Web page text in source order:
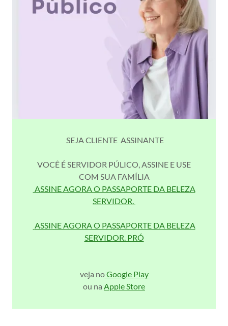
SEJA CLIENTE ASSINANTE
VOCÊ É SERVIDOR PÚLICO, ASSINE E USE
COM SUA FAMÍLIA
ASSINE AGORA O PASSAPORTE DA BELEZA
SERVIDOR.
ASSINE AGORA O PASSAPORTE DA BELEZA
SERVIDOR. PRÓ
veja noGoogle Play
ou na Apple Store